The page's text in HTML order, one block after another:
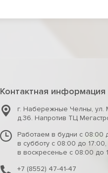
Контактная информация
г. Набережные Челны, ул.
д.36. Напротив ТЦ
Работаем в будни с 08:00
в субботу с 08:00 до 17:00,
в воскресенье с 08:00 до
+7 (8552) 47-41-47